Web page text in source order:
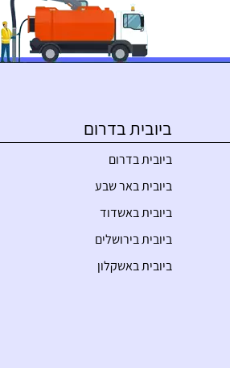
ביובית בדרום
ביובית בדרום
ביובית באר שבע
ביובית באשדוד
ביובית בירושלים
ביובית באשקלון